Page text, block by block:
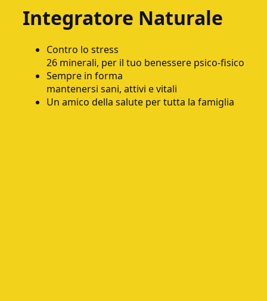
Integratore Naturale
Contro lo stress
26 minerali, per il tuo benessere psico-fisico
Sempre in forma
mantenersi sani, attivi e vitali
Un amico della salute per tutta la famiglia